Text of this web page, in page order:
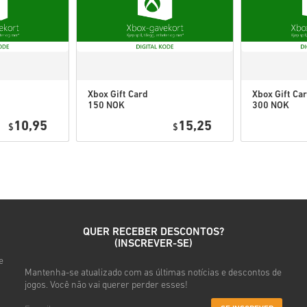
Vê o guia rápido acima ou
• Escolhe o teu produto
Você pode receber mais
$ 10,95
Xbox Gift Card
150 NOK
$ 15,25
Xbox Gift
300 NOK
QUER RECEBER DESCONTOS?
(INSCREVER-SE)
Mantenha-se atualizado com as últimas notícias e descontos de
jogos. Você não vai querer perder esses!